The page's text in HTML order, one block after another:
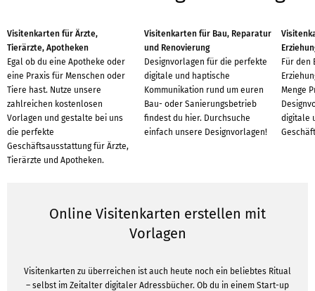
Visitenkarten für Ärzte,
Tierärzte, Apotheken
Egal ob du eine Apotheke oder
eine Praxis für Menschen oder
Tiere hast. Nutze unsere
zahlreichen kostenlosen
Vorlagen und gestalte bei uns
die perfekte
Geschäftsausstattung für Ärzte,
Tierärzte und Apotheken.
Visitenkarten für Bau, Reparatur
und Renovierung
Designvorlagen für die perfekte
digitale und haptische
Kommunikation rund um euren
Bau- oder Sanierungsbetrieb
findest du hier. Durchsuche
einfach unsere Designvorlagen!
Für den
Menge
digitale
Online Visitenkarten erstellen mit
Vorlagen
Visitenkarten zu überreichen ist auch heute noch ein beliebtes Ritual
– selbst im Zeitalter digitaler Adressbücher. Ob du in einem Start-up